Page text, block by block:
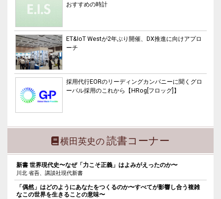
おすすめの時計
ET&IoT Westが2年ぶり開催、DX推進に向けアプロ
ーチ
採用代行EORのリーディングカンパニーに聞くグロ
ーバル採用のこれから【HRog[フロッグ]】
横田英史の読書コーナー
新書 世界現代史〜なぜ「力こそ正義」はよみがえったのか〜
川北 省吾、講談社現代新書
「偶然」はどのようにあなたをつくるのか〜すべてが影響し合う複雑
なこの世界を生きることの意味〜